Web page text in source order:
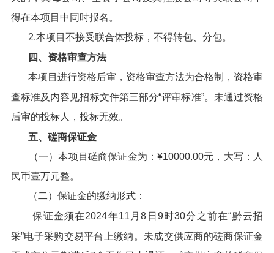
得在本项目中同时报名。
2.本项目不接受联合体投标，不得转包、分包。
四、资格审查方法
本项目进行资格后审，资格审查方法为合格制，资格审
查标准及内容见招标文件第三部分“评审标准”。未通过资格
后审的投标人，投标无效。
五、磋商保证金
（一）本项目磋商保证金为：¥10000.00元，大写：人
民币壹万元整。
（二）保证金的缴纳形式：
保证金须在2024年11月8日9时30分之前在“黔云招
采”电子采购交易平台上缴纳。未成交供应商的磋商保证金